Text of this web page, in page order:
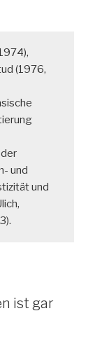
(1976,
und
und
ist gar